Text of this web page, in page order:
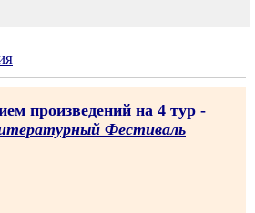
произведений на 4 тур -
Фестиваль